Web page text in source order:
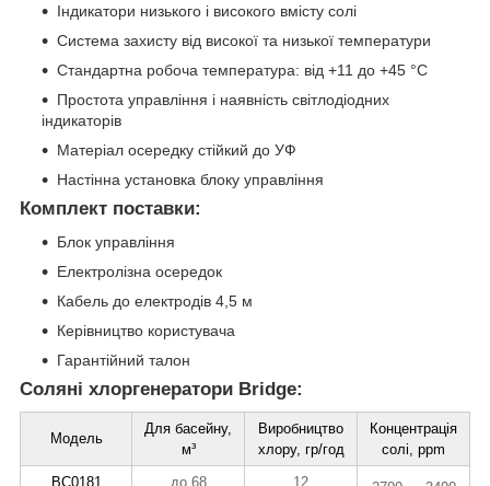
Індикатори низького і високого вмісту солі
Система захисту від високої та низької температури
Стандартна робоча температура: від +11 до +45 °C
Простота управління і наявність світлодіодних
індикаторів
Матеріал осередку стійкий до УФ
Настінна установка блоку управління
Комплект поставки:
Блок управління
Електролізна осередок
Кабель до електродів 4,5 м
Керівництво користувача
Гарантійний талон
Соляні хлоргенератори Bridge:
Модель
Для басейну,
м³
Виробництво
хлору, гр/год
Концентрація
солі, ppm
BC0181
до 68 12